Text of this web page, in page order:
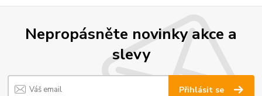
Nepropásněte novinky akce a
slevy
Přihlásit se